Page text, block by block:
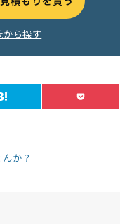
から探す